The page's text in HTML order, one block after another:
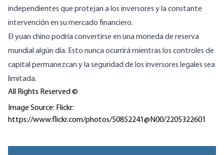
independientes que protejan a los inversores y la constante
intervención en su mercado financiero.
El yuan chino podría convertirse en una moneda de reserva
mundial algún día. Esto nunca ocurrirá mientras los controles de
capital permanezcan y la seguridad de los inversores legales sea
limitada.
All Rights Reserved ©
Image Source: Flickr:
https://www.flickr.com/photos/50852241@N00/2205322601